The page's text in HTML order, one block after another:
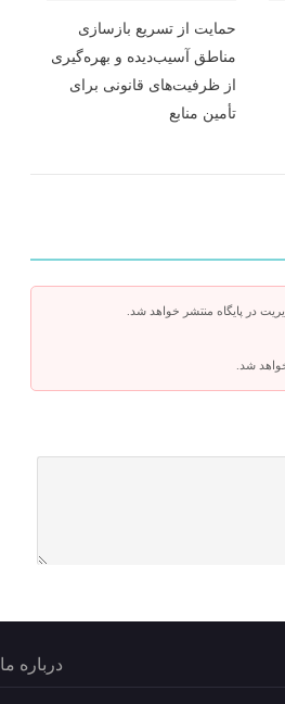
حمایت از تسریع بازسازی
مناطق آسیب‌دیده و بهره‌گیری
از ظرفیت‌های قانونی برای
تأمین منابع
در پایگاه منتشر خواهد شد.
شد.
درباره ما